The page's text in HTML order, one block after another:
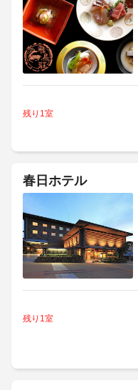
残り1室
春日ホテル
残り1室